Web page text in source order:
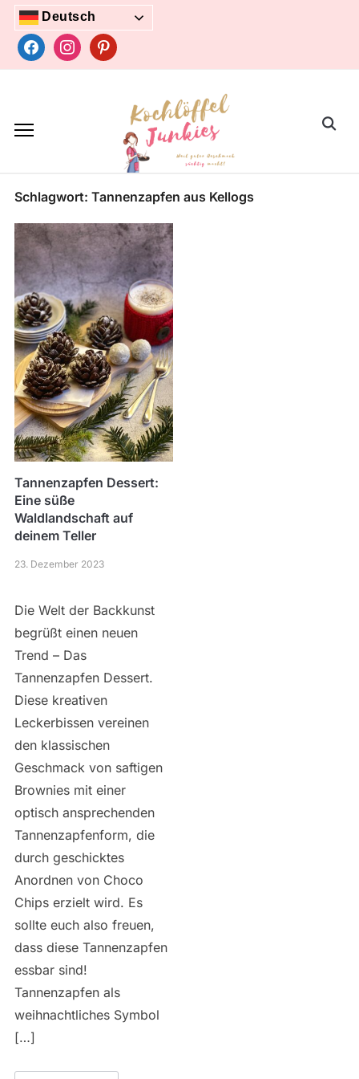
Skip
content
Deutsch
facebookinstagrampinterest
Search
Schlagwort: Tannenzapfen aus Kellogs
Tannenzapfen Dessert:
Eine süße
Waldlandschaft auf
deinem Teller
23. Dezember 2023
Die Welt der Backkunst
begrüßt einen neuen
Trend – Das
Tannenzapfen Dessert.
Diese kreativen
Leckerbissen vereinen
den klassischen
Geschmack von saftigen
Brownies mit einer
optisch ansprechenden
Tannenzapfenform, die
durch geschicktes
Anordnen von Choco
Chips erzielt wird. Es
sollte euch also freuen,
dass diese Tannenzapfen
essbar sind!
Tannenzapfen als
weihnachtliches Symbol
[…]